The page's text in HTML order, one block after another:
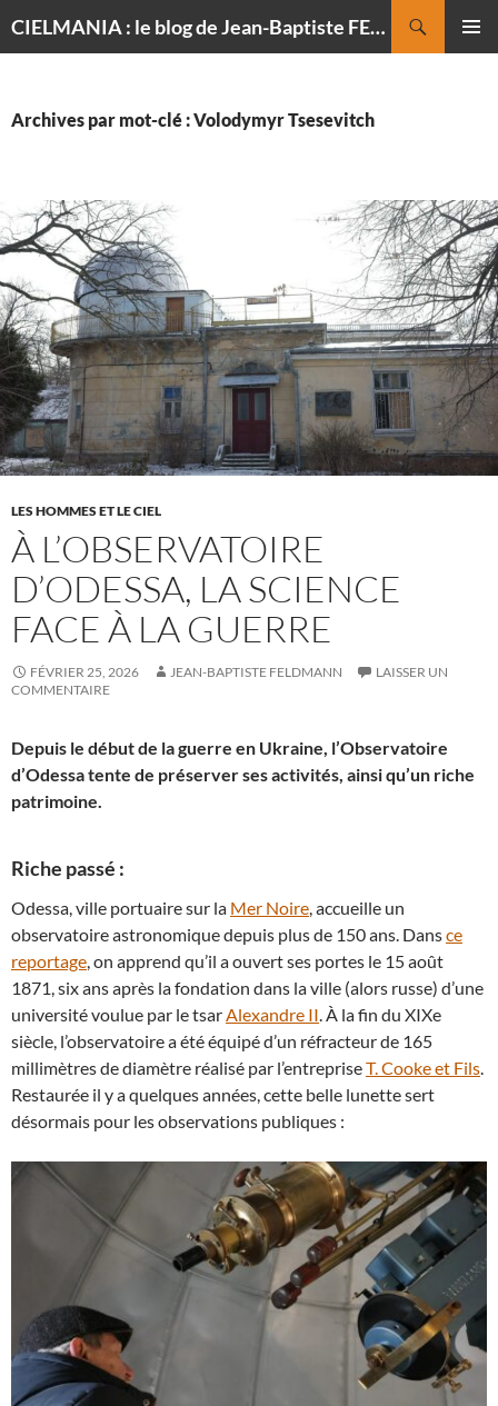
CIELMANIA : le blog de Jean-Baptiste FELDMANN, photographe du ciel
Archives par mot-clé : Volodymyr Tsesevitch
LES HOMMES ET LE CIEL
À L’OBSERVATOIRE
D’ODESSA, LA SCIENCE
FACE À LA GUERRE
FÉVRIER 25, 2026 JEAN-BAPTISTE FELDMANN
LAISSER UN
COMMENTAIRE
Depuis le début de la guerre en Ukraine, l’Observatoire
d’Odessa tente de préserver ses activités, ainsi qu’un riche
patrimoine.
Riche passé :
Odessa, ville portuaire sur la Mer Noire, accueille un
observatoire astronomique depuis plus de 150 ans. Dansce
reportage, on apprend qu’il a ouvert ses portes le 15 août
1871, six ans après la fondation dans la ville (alors russe) d’une
université voulue par le tsarAlexandre II. À la fin du XIXe
siècle, l’observatoire a été équipé d’un réfracteur de 165
millimètres de diamètre réalisé par l’entrepriseT. Cooke et Fils.
Restaurée il y a quelques années, cette belle lunette sert
désormais pour les observations publiques :